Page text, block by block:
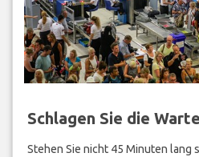
Schlagen Sie die
Stehen Sie nicht 45 Minuten lang